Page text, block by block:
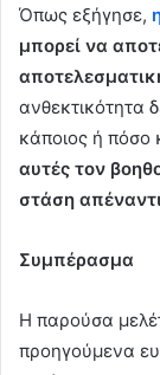
Όπως εξήγησε,
μπορεί να
ανθεκτικότητα
κάποιος ή πόσο
αυτές τον
στάση
Συμπέρασμα
Η παρούσα
προηγούμενα